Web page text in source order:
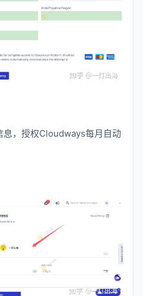
息，授权Cloudways每月自动